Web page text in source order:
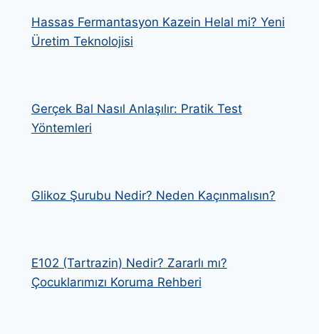
Hassas Fermantasyon Kazein Helal mi? Yeni
Üretim Teknolojisi
Gerçek Bal Nasıl Anlaşılır: Pratik Test
Yöntemleri
Glikoz Şurubu Nedir? Neden Kaçınmalısın?
E102 (Tartrazin) Nedir? Zararlı mı?
Çocuklarımızı Koruma Rehberi